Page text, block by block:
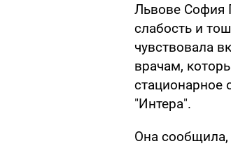
Львове София
слабость и
чувствовала
врачам,
стационарное
"Интера".
Она сообщила,